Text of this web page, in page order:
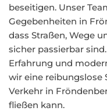
beseitigen. Unser
Gegebenheiten in
dass Straßen, Wege
sicher passierbar
Erfahrung und
wir eine reibungslose
Verkehr in
fließen kann.